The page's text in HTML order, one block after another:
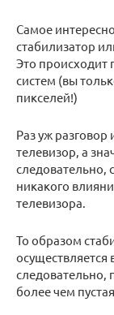
Самое
стабилизатор
Это происходит
систем (вы
пикселей!)
Раз уж разговор
телевизор, а
следовательно,
никакого
телевизора.
То образом
осуществляется
следовательно,
более чем